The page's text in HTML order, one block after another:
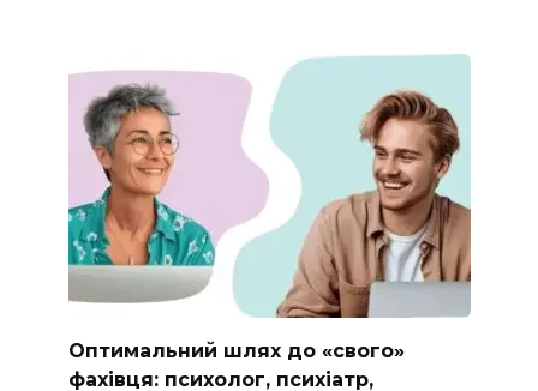
Оптимальний шлях до «свого»
фахівця: психолог, психіатр,